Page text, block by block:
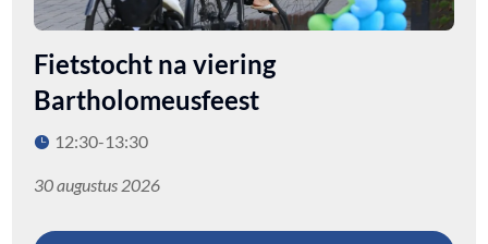
Fietstocht na viering
Bartholomeusfeest
12:30-13:30
30 augustus 2026